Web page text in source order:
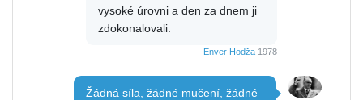
vysoké úrovni a den za dnem ji
zdokonalovali.
Enver Hodža 1978
Žádná síla, žádné mučení, žádné